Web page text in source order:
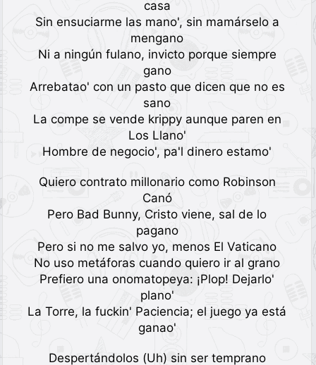
casa
Sin ensuciarme las mano', sin mamárselo a
mengano
Ni a ningún fulano, invicto porque siempre
gano
Arrebatao' con un pasto que dicen que no es
sano
La compe se vende krippy aunque paren en
Los Llano'
Hombre de negocio', pa'l dinero estamo'
Quiero contrato millonario como Robinson
Canó
Pero Bad Bunny, Cristo viene, sal de lo
pagano
Pero si no me salvo yo, menos El Vaticano
No uso metáforas cuando quiero ir al grano
Prefiero una onomatopeya: ¡Plop! Dejarlo'
plano'
La Torre, la fuckin' Paciencia; el juego ya está
ganao'
Despertándolos (Uh) sin ser temprano